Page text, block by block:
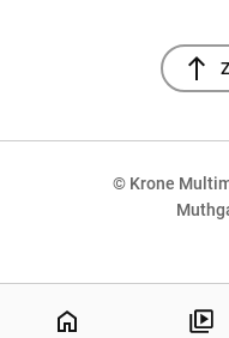
north
© Krone
home
NaN%